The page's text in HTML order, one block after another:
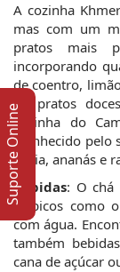
A cozinha
mas com um
pratos mais
incorporando
de coentro,
de pratos
cozinha do
(conhecido pelo
lichia, ananás e
Bebidas: O chá
trópicos como
com água.
também
cana de açúcar
Suporte Online